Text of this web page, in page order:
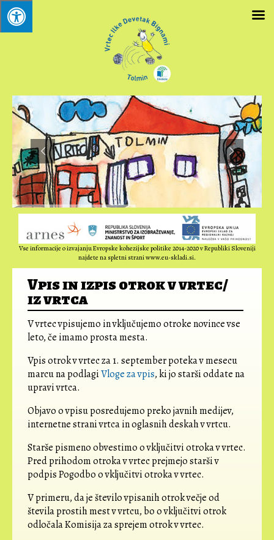
Vse informacije o izvajanju Evropske kohezijske politike 2014-2020 v Republiki Sloveniji
najdete na spletni strani www.eu-skladi.si.
Vpis in izpis otrok v vrtec/
iz vrtca
V vrtec vpisujemo in vključujemo otroke novince vse
leto, če imamo prosta mesta.
Vpis otrok v vrtec za 1. september poteka v mesecu
marcu na podlagiVloge za vpis, ki jo starši oddate na
upravi vrtca.
Objavo o vpisu posredujemo preko javnih medijev,
internetne strani vrtca in oglasnih deskah v vrtcu.
Starše pismeno obvestimo o vključitvi otroka v vrtec.
Pred prihodom otroka v vrtec prejmejo starši v
podpis Pogodbo o vključitvi otroka v vrtec.
V primeru, da je število vpisanih otrok večje od
števila prostih mest v vrtcu, bo o vključitvi otrok
odločala Komisija za sprejem otrok v vrtec.